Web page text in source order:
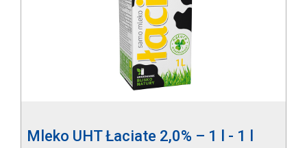
Mleko UHT Łaciate 2,0% – 1 l - 1 l